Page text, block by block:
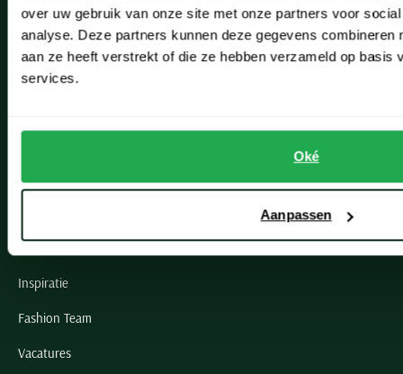
over uw gebruik van onze site met onze partners voor
analyse. Deze partners kunnen deze gegevens combineren
aan ze heeft verstrekt of die ze hebben verzameld op basis
services.
Oké
Aanpassen
Noordwijk
Oegstgeest
Openingstijden winkels
Schulte Herenmode
Grote maten herenkleding
Inspiratie
Fashion Team
Vacatures